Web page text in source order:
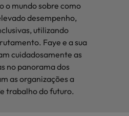
o mundo sobre como
desempenho,
utilizando
Faye e a sua
cuidadosamente as
no panorama dos
as organizações a
trabalho do futuro.